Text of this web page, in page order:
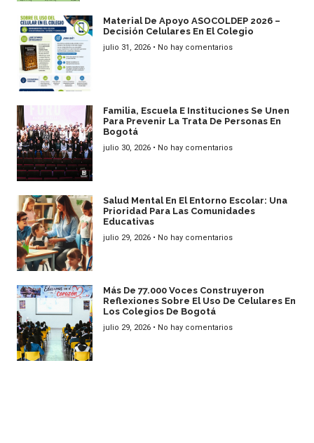
Material De Apoyo ASOCOLDEP 2026 –
Decisión Celulares En El Colegio
julio 31, 2026 No hay comentarios
Familia, Escuela E Instituciones Se Unen
Para Prevenir La Trata De Personas En
Bogotá
julio 30, 2026 No hay comentarios
Salud Mental En El Entorno Escolar: Una
Prioridad Para Las Comunidades
Educativas
julio 29, 2026 No hay comentarios
Más De 77.000 Voces Construyeron
Reflexiones Sobre El Uso De Celulares En
Los Colegios De Bogotá
julio 29, 2026 No hay comentarios